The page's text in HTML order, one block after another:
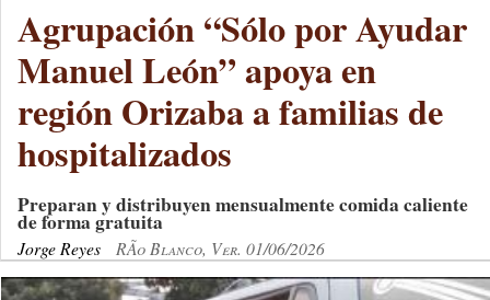
Agrupación “Sólo por Ayudar
Manuel León” apoya en
región Orizaba a familias de
hospitalizados
Preparan y distribuyen mensualmente comida caliente
de forma gratuita
Jorge Reyes RÃ­o Blanco, Ver. 01/06/2026